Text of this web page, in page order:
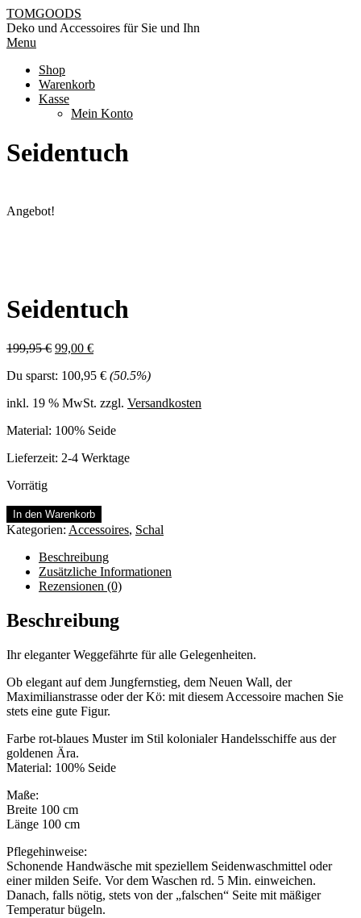
Skip
to
content
TOMGOODS
Deko und Accessoires für Sie und Ihn
Primary
Menu
Menu
Shop
Warenkorb
Kasse
Mein Konto
Seidentuch
Angebot!
Seidentuch
199,95€ Ursprünglicher
war:
99,00 €Aktueller
ist:
Du sparst: 100,95 € (50.5%)
inkl. 19 % MwSt. zzgl. Versandkosten
Material: 100% Seide
Lieferzeit: 2-4 Werktage
Vorrätig
Seidentuch
Menge
In den Warenkorb
Kategorien: Accessoires, Schal
Beschreibung
Zusätzliche Informationen
Rezensionen (0)
Beschreibung
Ihr eleganter Weggefährte für alle Gelegenheiten.
Ob elegant auf dem Jungfernstieg, dem Neuen Wall, der
Maximilianstrasse oder der Kö: mit diesem Accessoire machen Sie
stets eine gute Figur.
Farbe rot-blaues Muster im Stil kolonialer Handelsschiffe aus der
goldenen Ära.
Material: 100% Seide
Maße:
Breite 100 cm
Länge 100 cm
Pflegehinweise:
Schonende Handwäsche mit speziellem Seidenwaschmittel oder
einer milden Seife. Vor dem Waschen rd. 5 Min. einweichen.
Danach, falls nötig, stets von der „falschen“ Seite mit mäßiger
Temperatur bügeln.